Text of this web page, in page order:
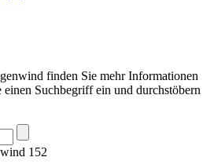
finden Sie mehr Informationen
einen Suchbegriff ein und durchstöbern
152